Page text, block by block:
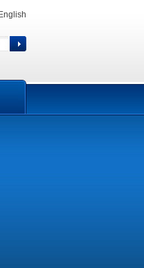
English